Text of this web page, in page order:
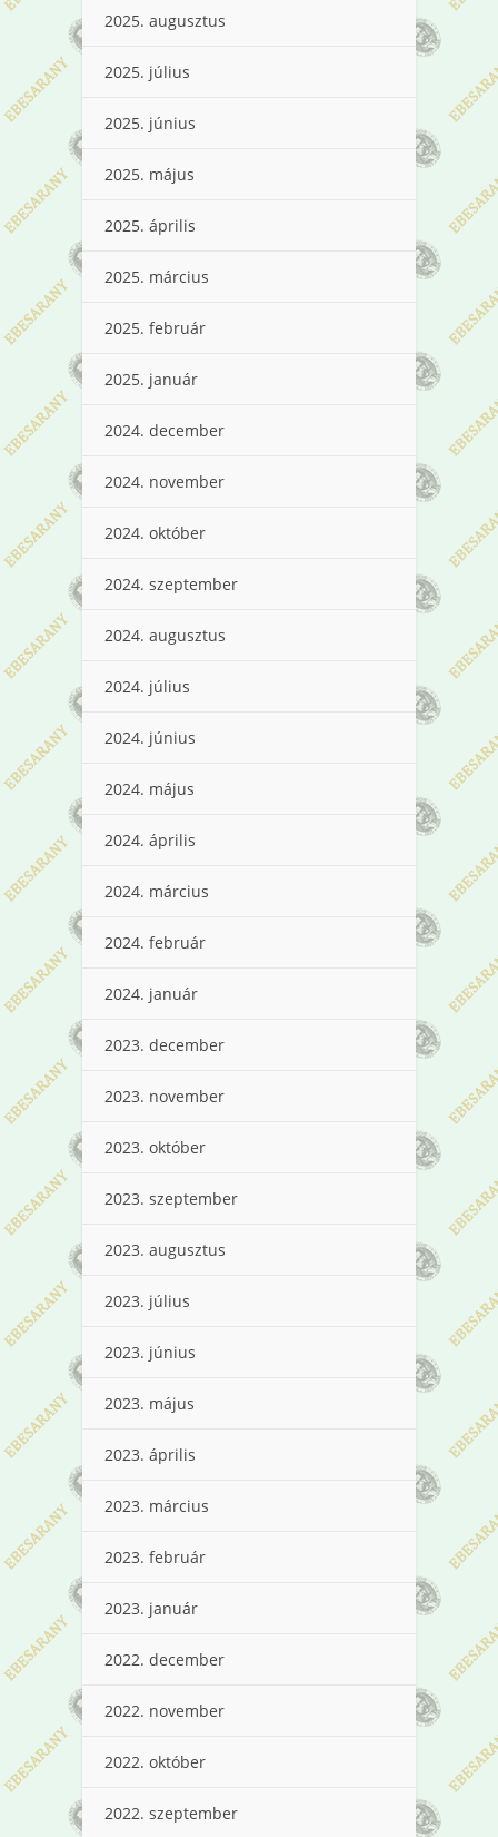
2025. augusztus
2025. július
2025. június
2025. május
2025. április
2025. március
2025. február
2025. január
2024. december
2024. november
2024. október
2024. szeptember
2024. augusztus
2024. július
2024. június
2024. május
2024. április
2024. március
2024. február
2024. január
2023. december
2023. november
2023. október
2023. szeptember
2023. augusztus
2023. július
2023. június
2023. május
2023. április
2023. március
2023. február
2023. január
2022. december
2022. november
2022. október
2022. szeptember